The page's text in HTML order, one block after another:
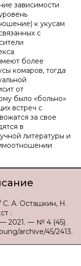
зависимости
к укусам
с
более
комаров, тогда
от
было «больно»
встреч с
за свое
в
литературы и
С. А. Осташкин, Н.
:
2021. — № 4 (45).
archive/45/2413.